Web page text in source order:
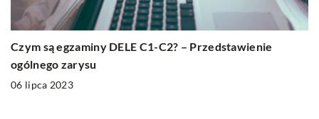
Czym są egzaminy DELE C1-C2? – Przedstawienie
ogólnego zarysu
06 lipca 2023